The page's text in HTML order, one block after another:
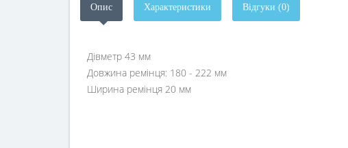
Опис Характеристики Відгуки (0)
Дівметр 43 мм
Довжина ремінця: 180 - 222 мм
Ширина ремінця 20 мм